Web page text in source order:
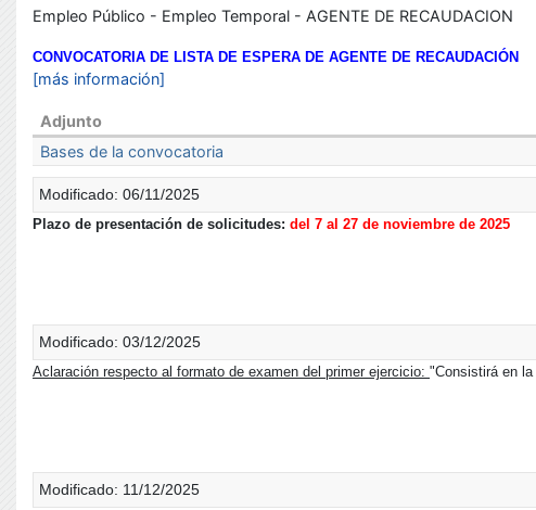
Empleo Público - Empleo Temporal - AGENTE DE RECAUDACION
CONVOCATORIA DE LISTA DE ESPERA DE AGENTE DE RECAUDACIÓN
[más información]
Adjunto
Bases de la convocatoria
Modificado: 06/11/2025
Plazo de presentación de solicitudes: del 7 al 27 de noviembre de 2025
Modificado: 03/12/2025
Aclaración respecto al formato de examen del primer ejercicio: "Consistirá en
Modificado: 11/12/2025